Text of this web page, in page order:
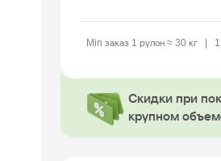
Min заказ 1 рулон ≈ 30 кг
Скидки при
крупном